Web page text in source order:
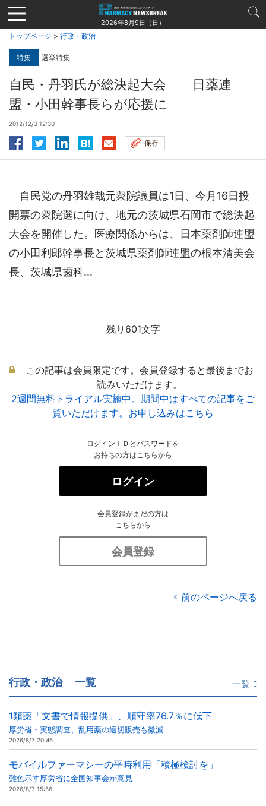
Jump
to
navigation
2026年8月9日（日）
トップページ > 行政・政治
特集 選挙特集
自民・丹羽氏が総決起大会 日薬連
盟・小田幹事長らが応援に
2012/12/3 12:30
保存
自民党の丹羽雄哉元衆院議員は1日、今月16日投
開票の衆院選に向け、地元の茨城県石岡市で総決起
大会を開催した。医療関係からは、日本薬剤師連盟
の小田利郎幹事長と茨城県薬剤師連盟の根本清美会
長、茨城県歯科...
残り601文字
この記事は会員限定です。会員登録すると最後までお
読みいただけます。
2週間無料トライアル実施中。期間中はすべての記事をご
覧いただけます。お申し込みはこちら
ログインＩＤとパスワードを
お持ちの方はこちらから
ログイン
会員登録がまだの方は
こちらから
会員登録
前のページへ戻る
行政・政治 一覧 一覧
1類薬「文書で情報提供」、順守率76.7％に低下
厚労省・実態調査、乱用薬の適切販売も微減
2026/8/7 20:46
モバイルファーマシーの平時利用「積極検討を」
難色示す厚労省に全国知事会が意見
2026/8/7 15:56